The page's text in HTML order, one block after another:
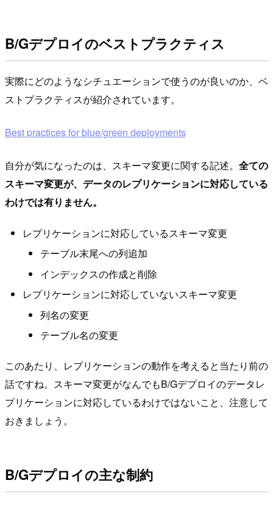
B/Gデプロイのベストプラクティス
実際にどのようなシチュエーションで使うのが良いのか、ベ
ストプラクティスが紹介されています。
Best practices for blue/green deployments
自分が気になったのは、スキーマ変更に関する記述。 全ての
スキーマ変更が、データのレプリケーションに対応している
わけでは有りません。
レプリケーションに対応しているスキーマ変更
テーブル末尾への列追加
インデックスの作成と削除
レプリケーションに対応していないスキーマ変更
列名の変更
テーブル名の変更
このあたり、レプリケーションの動作を考えると当たり前の
話ですね。スキーマ変更がなんでもB/Gデプロイのデータレ
プリケーションに対応しているわけではないこと、注意して
おきましょう。
B/Gデプロイの主な制約